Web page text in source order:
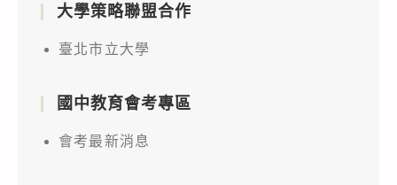
大學策略聯盟合作
臺北市立大學
國中教育會考專區
會考最新消息